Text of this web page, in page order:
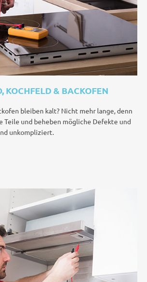
KOCHFELD & BACKOFEN
bleiben kalt? Nicht mehr lange, denn
Teile und beheben mögliche Defekte und
unkompliziert.